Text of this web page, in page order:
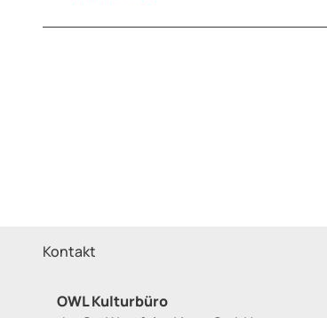
Kontakt
OWL Kulturbüro